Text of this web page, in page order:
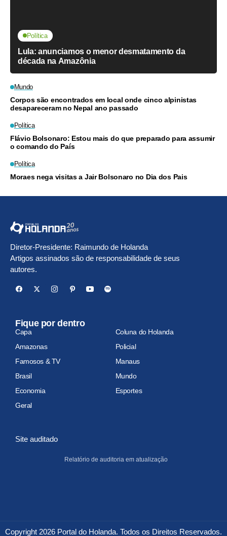
Política
Lula: anunciamos o menor desmatamento da
década na Amazônia
Mundo
Corpos são encontrados em local onde cinco alpinistas
desapareceram no Nepal ano passado
Política
Flávio Bolsonaro: Estou mais do que preparado para assumir
o comando do País
Política
Moraes nega visitas a Jair Bolsonaro no Dia dos Pais
Diretor-Presidente: Raimundo de Holanda
Artigos assinados são de responsabilidade de seus
autores.
Fique por dentro
Capa
Coluna do Holanda
Amazonas
Policial
Famosos & TV
Manaus
Brasil
Mundo
Economia
Esportes
Geral
Site auditado
Relatório de auditoria em atualização
Copyright 2026 Portal do Holanda. Todos os Direitos Reservados.